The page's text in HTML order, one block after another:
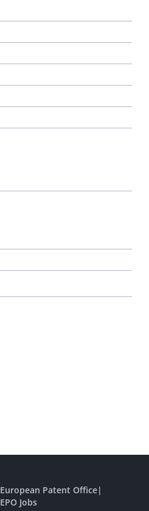
European Patent Office|
EPO Jobs